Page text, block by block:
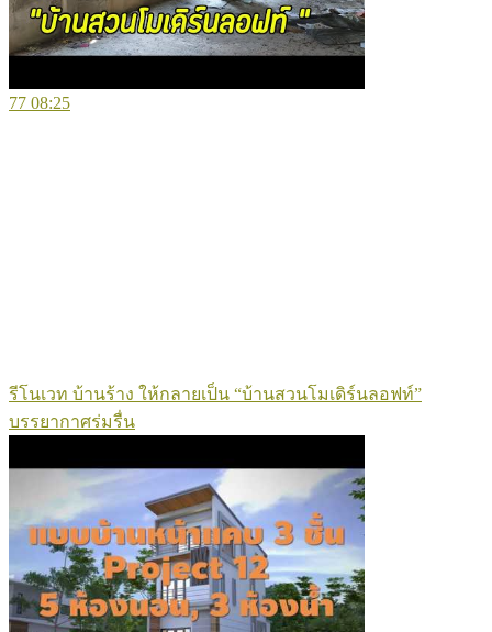
77 08:25
รีโนเวท บ้านร้าง ให้กลายเป็น “บ้านสวนโมเดิร์นลอฟท์”
บรรยากาศร่มรื่น